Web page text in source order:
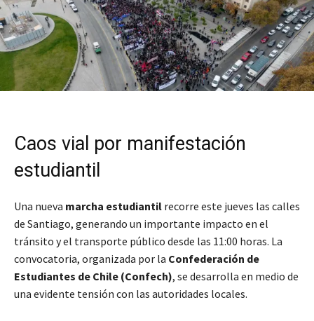
Caos vial por manifestación
estudiantil
Una nueva marcha estudiantil recorre este jueves las calles
de Santiago, generando un importante impacto en el
tránsito y el transporte público desde las 11:00 horas. La
convocatoria, organizada por la Confederación de
Estudiantes de Chile (Confech), se desarrolla en medio de
una evidente tensión con las autoridades locales.